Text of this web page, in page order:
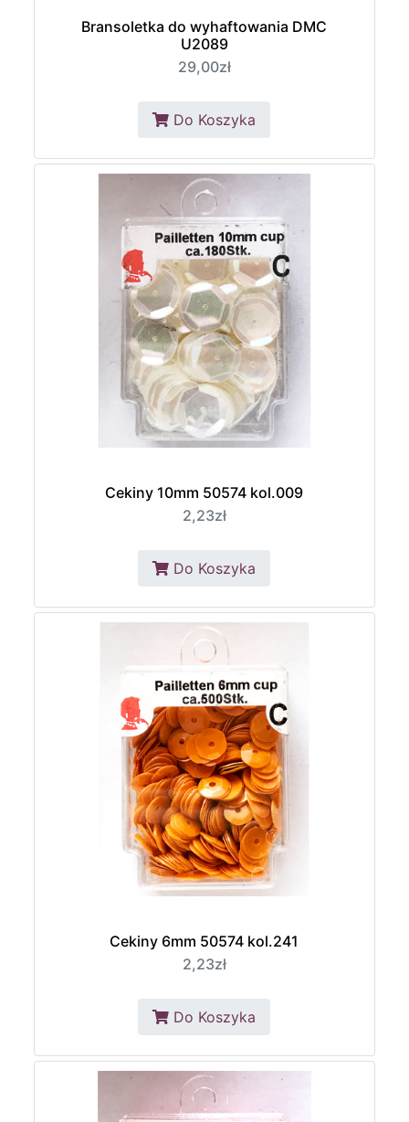
Bransoletka do wyhaftowania DMC
U2089
29,00zł
Do Koszyka
Cekiny 10mm 50574 kol.009
2,23zł
Do Koszyka
Cekiny 6mm 50574 kol.241
2,23zł
Do Koszyka